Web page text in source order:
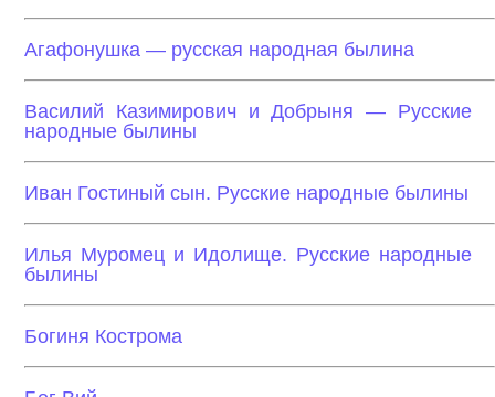
Агафонушка — русская народная былина
Василий Казимирович и Добрыня — Русские
народные былины
Иван Гостиный сын. Русские народные былины
Илья Муромец и Идолище. Русские народные
былины
Богиня Кострома